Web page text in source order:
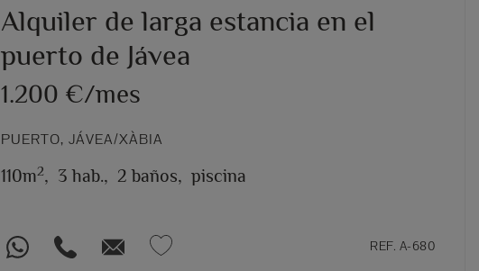
Alquiler de larga estancia en el
puerto de Jávea
1.200 €/mes
PUERTO, JÁVEA/XÀBIA
110m2, 3 hab., 2 baños, piscina
REF. A-680